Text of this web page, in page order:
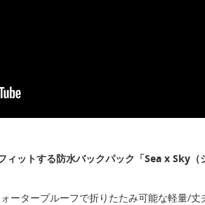
ィットする防水バックパック「Sea x Sky（
ータープルーフで折りたたみ可能な軽量/丈